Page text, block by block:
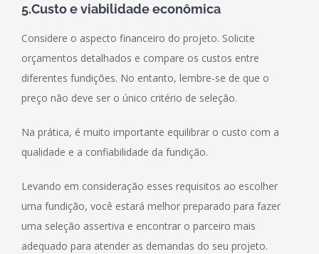
5.Custo e viabilidade econômica
Considere o aspecto financeiro do projeto. Solicite
orçamentos detalhados e compare os custos entre
diferentes fundições. No entanto, lembre-se de que o
preço não deve ser o único critério de seleção.
Na prática, é muito importante equilibrar o custo com a
qualidade e a confiabilidade da fundição.
Levando em consideração esses requisitos ao escolher
uma fundição, você estará melhor preparado para fazer
uma seleção assertiva e encontrar o parceiro mais
adequado para atender as demandas do seu projeto.